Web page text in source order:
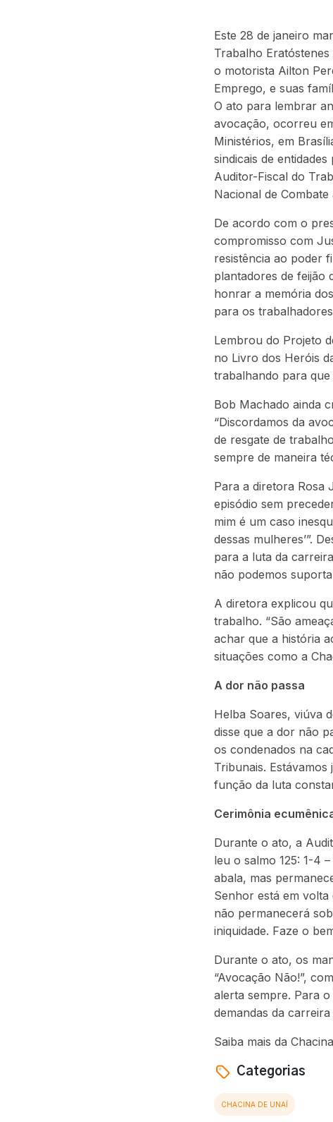
Este 28 de janeiro
Trabalho
o motorista Ailton
Emprego, e suas
O ato para lembrar
avocação, ocorreu
Ministérios, em
sindicais de
Auditor-Fiscal do
Nacional de
De acordo com o
compromisso com
resistência ao poder
plantadores de feijão
honrar a memória
para os
Lembrou do Projeto
no Livro dos Heróis
trabalhando para que
Bob Machado ainda
“Discordamos da
de resgate de
sempre de maneira
Para a diretora Rosa
episódio sem
mim é um caso
dessas mulheres’”.
para a luta da
não podemos
A diretora explicou
trabalho. “São
achar que a história
situações como a
A dor não passa
Helba Soares, viúva
disse que a dor não
os condenados na
Tribunais.
função da luta
Cerimônia
Durante o ato, a
leu o salmo 125: 1-4
abala, mas
Senhor está em
não permanecerá
iniquidade. Faze o
Durante o ato, os
“Avocação Não!”,
alerta sempre. Para
demandas da carreira
Saiba mais da
Categorias
CHACINA DE UNAÍ